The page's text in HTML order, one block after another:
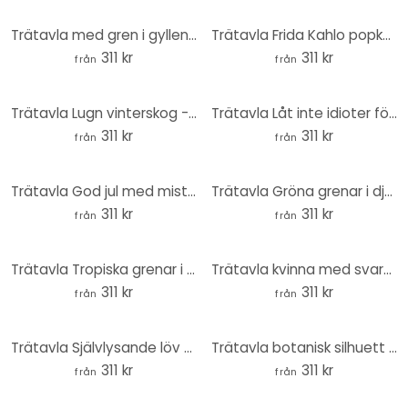
Trätavla med gren i gyllene vas - ThingDesign - Round
från 311 kr
Trätavla Frida Kahlo popkonstporträtt - Jaszke - Rund
från 311 kr
Trätavla Lugn vinterskog - Böhmer - Rund
från 311 kr
Trätavla Låt inte idioter förstöra din dag - Prints by Ayleen - Round
från 311 kr
Trätavla God jul med mistel - Menina Lisboa - Rund
från 311 kr
Trätavla Gröna grenar i djungeln - Costa - Rund
från 311 kr
Trätavla Tropiska grenar i ett mjukt färgspel - Costa - Rund
från 311 kr
Trätavla kvinna med svart randig klänning - Müller - Rund
från 311 kr
Trätavla Självlysande löv på hösten - Jaszke - Rund
från 311 kr
Trätavla botanisk silhuett med utsmyckad geometri - Costa - Rund
från 311 kr